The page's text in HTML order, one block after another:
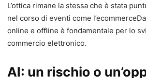
L’ottica rimane la stessa che è stata
nel corso di eventi come
online e offline è fondamentale per lo
commercio elettronico.
AI: un rischio o